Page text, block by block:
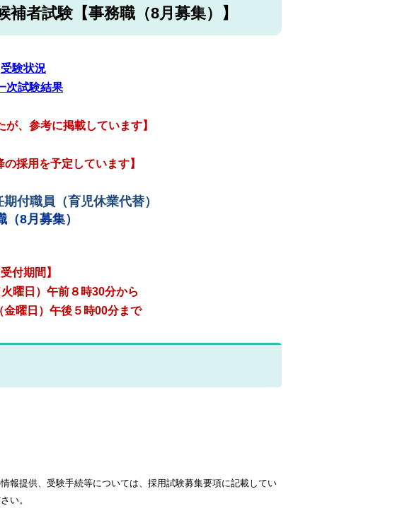
者試験【事務職（8月募集）】
受験状況
次試験結果
が、参考に掲載しています】
の採用を予定しています】
付職員（育児休業代替）
（8月募集）
受付期間】
曜日）午前８時30分から
曜日）午後５時00分まで
報提供、受験手続等については、採用試験募集要項に記載してい
い。